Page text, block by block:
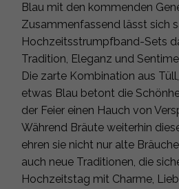
Blau mit den kommenden
Zusammenfassend lässt sich
Hochzeitsstrumpfband-Sets
Tradition, Eleganz und
Die zarte Kombination aus
etwas Blau betont die
der Feier einen Hauch von
Während Bräute weiterhin
ehren sie nicht nur alte
auch neue Traditionen, die
Hochzeitstag mit Charme,